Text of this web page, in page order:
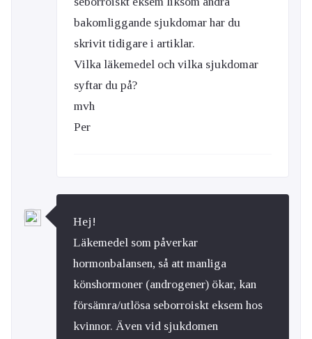
bakomliggande sjukdomar har du
skrivit tidigare i artiklar.
Vilka läkemedel och vilka sjukdomar
syftar du på?
mvh
Per
Hej!
Läkemedel som påverkar
hormonbalansen, så att manliga
könshormoner (androgener) ökar, kan
försämra/utlösa seborroiskt eksem hos
kvinnor. Även vid sjukdomen